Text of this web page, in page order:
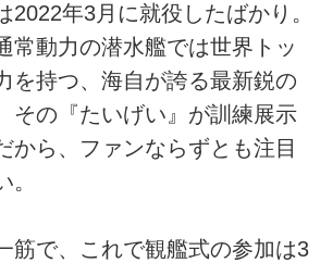
2022年3月に就役したばかり。
常動力の潜水艦では世界トッ
を持つ、海自が誇る最新鋭の
その『たいげい』が訓練展示
から、ファンならずとも注目
筋で、これで観艦式の参加は3